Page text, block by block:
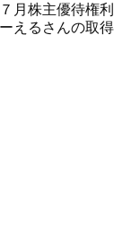
月株主優待権利
えるさんの取得